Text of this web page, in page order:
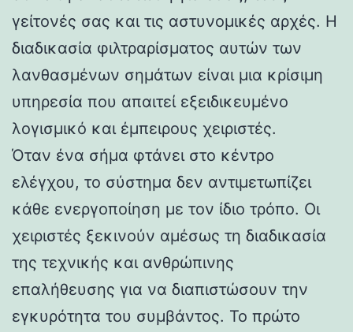
γείτονές σας και τις αστυνομικές αρχές. Η
διαδικασία φιλτραρίσματος αυτών των
λανθασμένων σημάτων είναι μια κρίσιμη
υπηρεσία που απαιτεί εξειδικευμένο
λογισμικό και έμπειρους χειριστές.
Όταν ένα σήμα φτάνει στο κέντρο
ελέγχου, το σύστημα δεν αντιμετωπίζει
κάθε ενεργοποίηση με τον ίδιο τρόπο. Οι
χειριστές ξεκινούν αμέσως τη διαδικασία
της τεχνικής και ανθρώπινης
επαλήθευσης για να διαπιστώσουν την
εγκυρότητα του συμβάντος. Το πρώτο